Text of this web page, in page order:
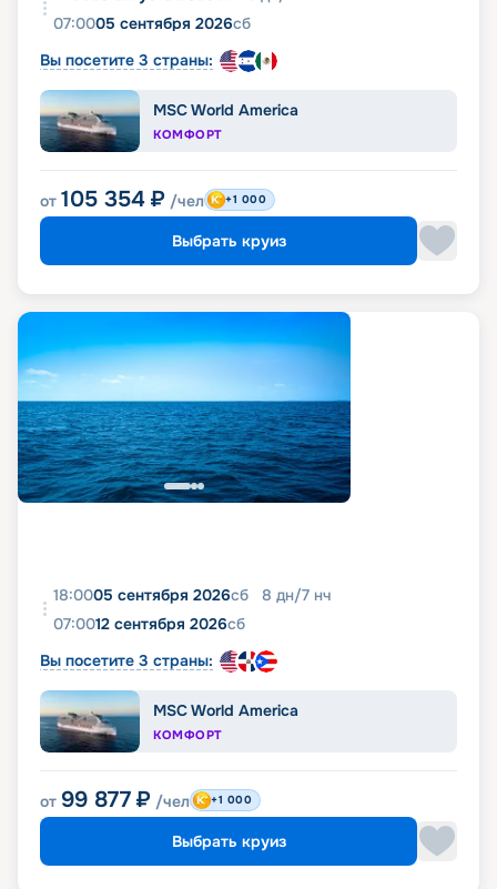
07:0005 сентября 2026сб
Вы посетите 3 страны:
MSC World America
КОМФОРТ
от 105 354 ₽ /чел +1 000
Выбрать круиз
18:0005 сентября 2026сб 8 дн/7 нч
07:0012 сентября 2026сб
Вы посетите 3 страны:
MSC World America
КОМФОРТ
от 99 877 ₽ /чел +1 000
Выбрать круиз